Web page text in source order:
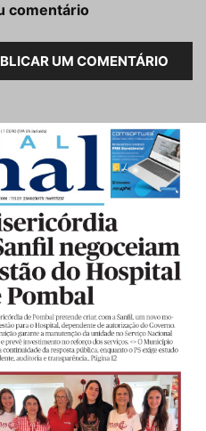
comentário
UM COMENTÁRIO